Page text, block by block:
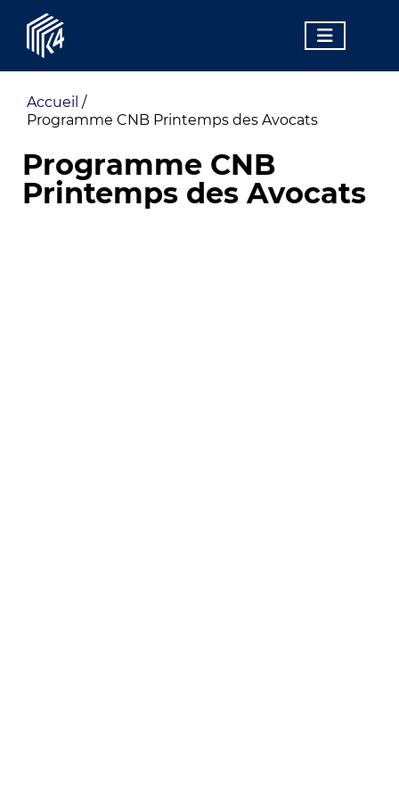
Accueil /
Programme CNB Printemps des Avocats
Programme CNB
Printemps des Avocats